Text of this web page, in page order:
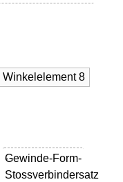
Winkelelement 8
Gewinde-Form-
Stossverbindersatz
-